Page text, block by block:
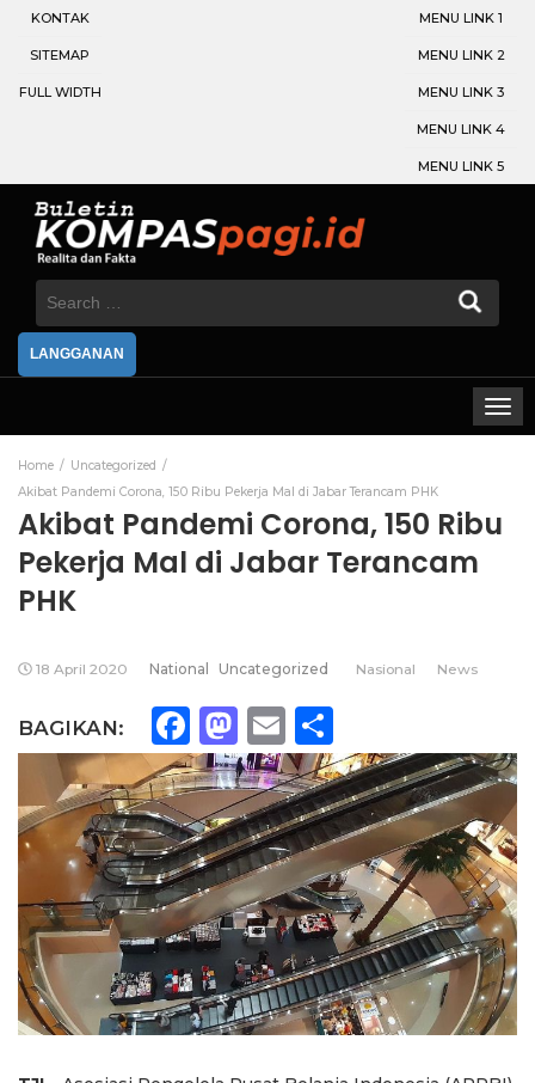
KONTAK
SITEMAP
FULL WIDTH
MENU LINK 1
MENU LINK 2
MENU LINK 3
MENU LINK 4
MENU LINK 5
Search
LANGGANAN
Home
Uncategorized
Akibat Pandemi Corona, 150 Ribu Pekerja Mal di Jabar Terancam PHK
Akibat Pandemi Corona, 150 Ribu
Pekerja Mal di Jabar Terancam
PHK
18 April 2020 National Uncategorized Nasional News
BAGIKAN: Facebook
Mastodon
Email